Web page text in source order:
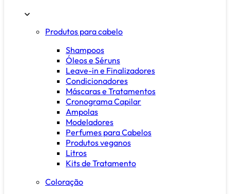
Produtos para cabelo
Shampoos
Óleos e Séruns
Leave-in e Finalizadores
Condicionadores
Máscaras e Tratamentos
Cronograma Capilar
Ampolas
Modeladores
Perfumes para Cabelos
Produtos veganos
Litros
Kits de Tratamento
Coloração